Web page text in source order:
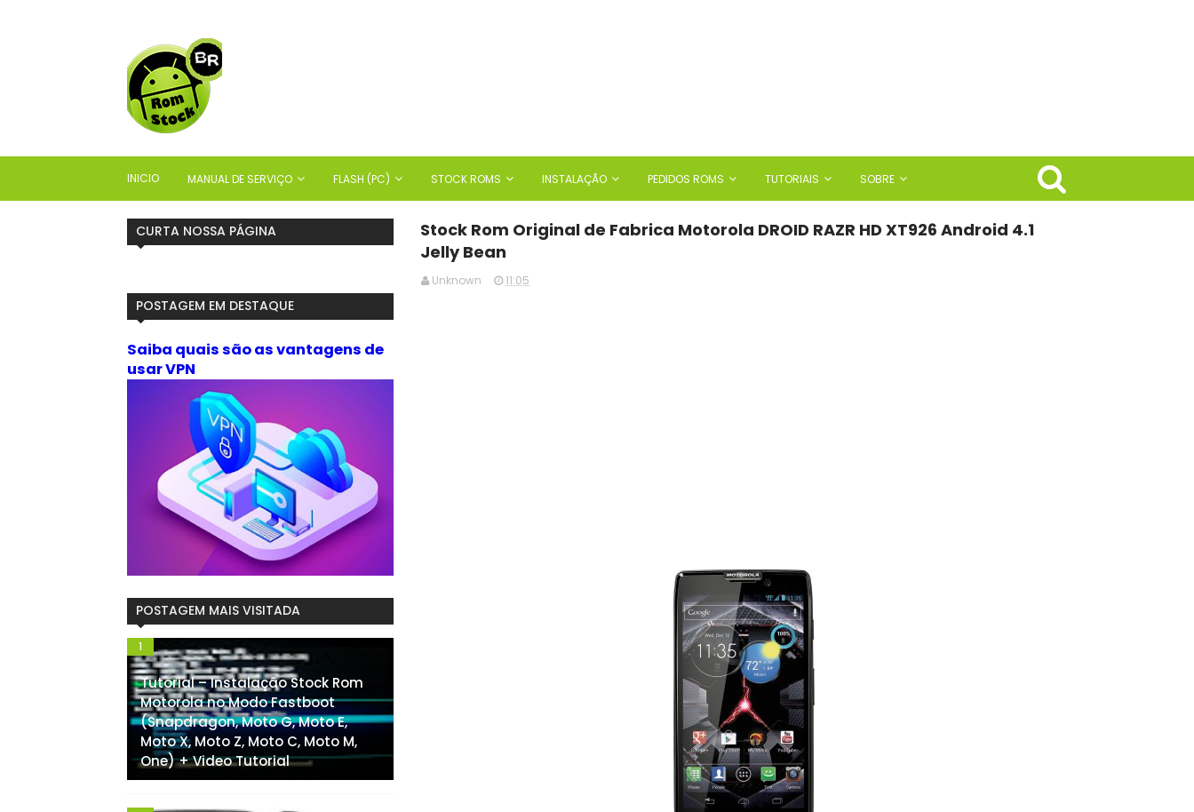
INICIO MANUAL DE SERVIÇO FLASH (PC) STOCK ROMS INSTALAÇÃO PEDIDOS ROMS TUTORIAIS SOBRE
Stock Rom Original de Fabrica Motorola DROID RAZR HD XT926 Android 4.1
Jelly Bean
Unknown 11:05
CURTA NOSSA PÁGINA
POSTAGEM EM DESTAQUE
Saiba quais são as vantagens de
usar VPN
POSTAGEM MAIS VISITADA
Tutorial – Instalação Stock Rom
Motorola no Modo Fastboot
(Snapdragon, Moto G, Moto E,
Moto X, Moto Z, Moto C, Moto M,
One) + Video Tutorial